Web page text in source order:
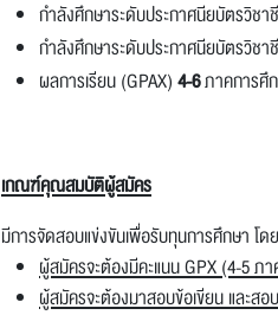
กำลังศึกษาระดับประกาศนียบัตรวิช
กำลังศึกษาระดับประกาศนียบัตรวิช
ผลการเรียน (GPAX)4-6ภาคการศึ
เกณฑ์คุณสมบัติผู้สมัคร
มีการจัดสอบแข่งขันเพื่อรับทุนการศึกษา โด
ผู้สมัครจะต้องมีคะแนน GPX (4-5 ภ
ผู้สมัครจะต้องมาสอบข้อเขียน และ